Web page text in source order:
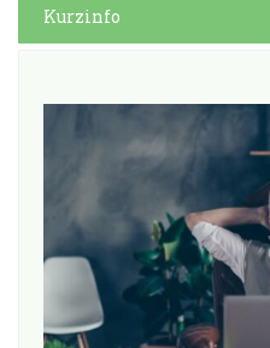
Kurzinfo